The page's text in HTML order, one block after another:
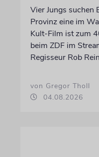
Vier Jungs suchen
Provinz eine im
Kult-Film ist zum
beim ZDF im
Regisseur Rob
von Gregor Tholl
04.08.2026